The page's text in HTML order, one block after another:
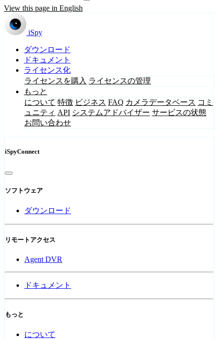
View this page in English
iSpy
ダウンロード
ドキュメント
ライセンス化
ライセンスを購入 ライセンスの管理
もっと
について 特徴 ビジネス FAQ カメラデータベース コミ
ュニティ API システムアドバイザー サービスの状態
お問い合わせ
iSpyConnect
ソフトウェア
ダウンロード
リモートアクセス
Agent DVR
ドキュメント
もっと
について